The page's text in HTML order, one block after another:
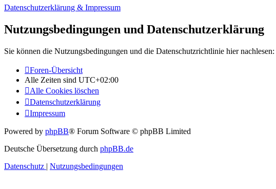
Datenschutzerklärung & Impressum
Nutzungsbedingungen und Datenschutzerklärung
Sie können die Nutzungsbedingungen und die Datenschutzrichtlinie hier nachlesen:
Foren-Übersicht
Alle Zeiten sind UTC+02:00
Alle Cookies löschen
Datenschutzerklärung
Impressum
Powered by phpBB® Forum Software © phpBB Limited
Deutsche Übersetzung durch phpBB.de
Datenschutz | Nutzungsbedingungen